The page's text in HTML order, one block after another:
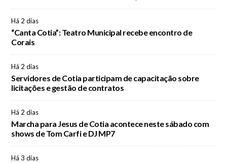
Há 2 dias
“Canta Cotia”: Teatro Municipal recebe encontro de
Corais
Há 2 dias
Servidores de Cotia participam de capacitação sobre
licitações e gestão de contratos
Há 2 dias
Marcha para Jesus de Cotia acontece neste sábado com
shows de Tom Carfi e DJ MP7
Há 3 dias